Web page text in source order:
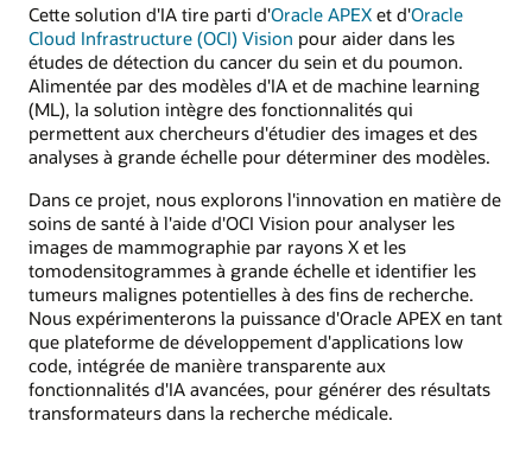
Cette solution d'IA tire parti d'Oracle APEX et d'Oracle
Cloud Infrastructure (OCI) Vision pour aider dans les
études de détection du cancer du sein et du poumon.
Alimentée par des modèles d'IA et de machine learning
(ML), la solution intègre des fonctionnalités qui
permettent aux chercheurs d'étudier des images et des
analyses à grande échelle pour déterminer des modèles.
Dans ce projet, nous explorons l'innovation en matière de
soins de santé à l'aide d'OCI Vision pour analyser les
images de mammographie par rayons X et les
tomodensitogrammes à grande échelle et identifier les
tumeurs malignes potentielles à des fins de recherche.
Nous expérimenterons la puissance d'Oracle APEX en tant
que plateforme de développement d'applications low
code, intégrée de manière transparente aux
fonctionnalités d'IA avancées, pour générer des résultats
transformateurs dans la recherche médicale.